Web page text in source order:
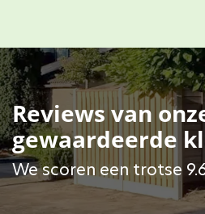
Reviews van
gewaardeerde
We scoren een trotse